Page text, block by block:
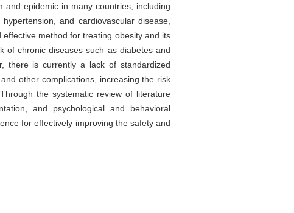
epidemic in many countries, including
and cardiovascular disease,
method for treating obesity and its
of chronic diseases such as diabetes and
there is currently a lack of standardized
other complications, increasing the risk
the systematic review of literature
and psychological and behavioral
for effectively improving the safety and